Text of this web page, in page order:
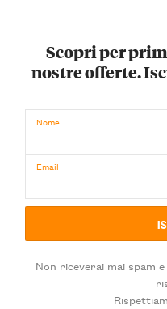
Scopri per
nostre offerte.
Nome
Email
Non riceverai mai spam